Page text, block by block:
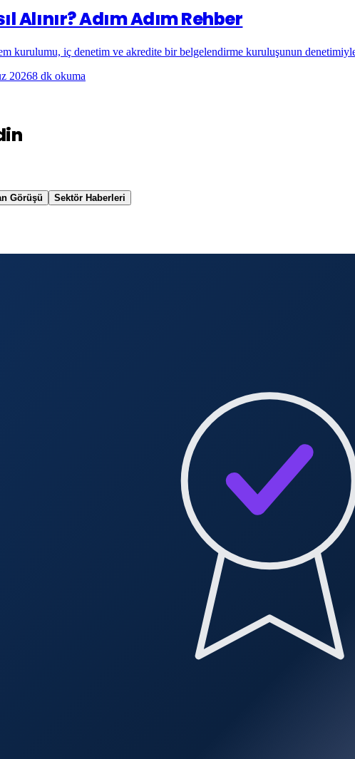
Alınır? Adım Adım Rehber
kurulumu, iç denetim ve akredite bir belgelendirme kuruluşunun
20268 dk okuma
Görüşü Sektör Haberleri